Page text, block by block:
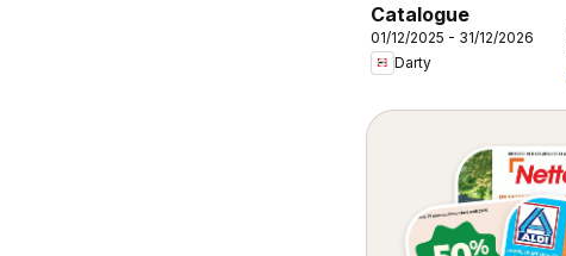
Catalogue
01/12/2025 - 31/12/2026
Darty